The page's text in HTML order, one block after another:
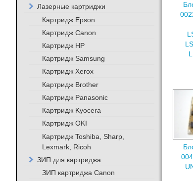
Лазерные картриджи
Картридж Epson
Картридж Canon
Картридж HP
Картридж Samsung
Картридж Xerox
Картридж Brother
Картридж Panasonic
Картридж Kyocera
Картридж OKI
Картридж Toshiba, Sharp,
Lexmark, Ricoh
ЗИП для картриджа
ЗИП картриджа Canon